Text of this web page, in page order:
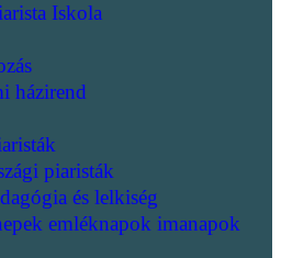
Iskola
házirend
piaristák
és lelkiség
emléknapok imanapok